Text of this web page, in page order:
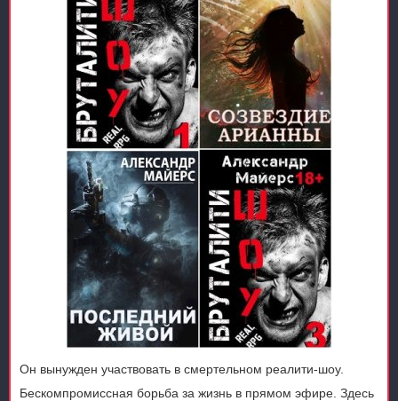
Он вынужден участвовать в смертельном реалити-шоу.
Бескомпромиссная борьба за жизнь в прямом эфире. Здесь